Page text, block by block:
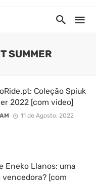
SUMMER
Coleção Spiuk
2022 [com video]
11 de Agosto, 2022
Eneko Llanos: uma
[com